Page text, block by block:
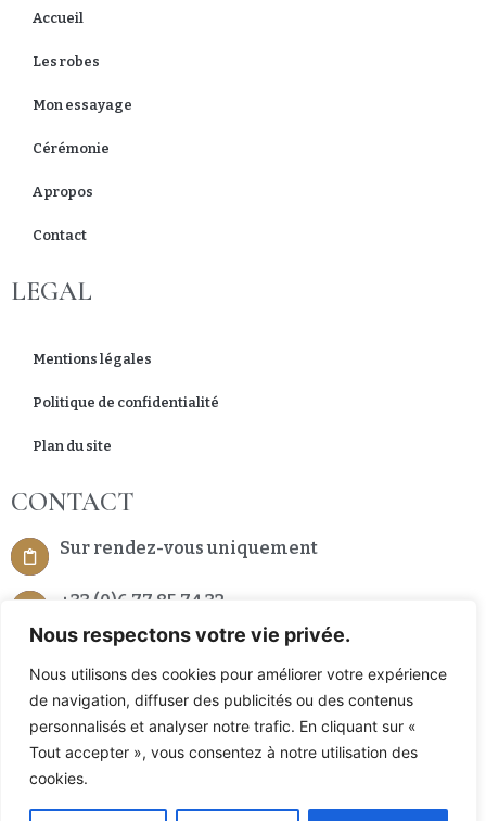
Nous respectons votre vie privée.
Nous utilisons des cookies pour améliorer votre expérience
de navigation, diffuser des publicités ou des contenus
personnalisés et analyser notre trafic. En cliquant sur «
Tout accepter », vous consentez à notre utilisation des
cookies.
Accueil
Les robes
Mon essayage
Cérémonie
A propos
Contact
LEGAL
Mentions légales
Politique de confidentialité
Plan du site
CONTACT
Sur rendez-vous uniquement
+33 (0)6 77 85 74 32
Un site réalisé et référencé avec par l’agence D2 PROD